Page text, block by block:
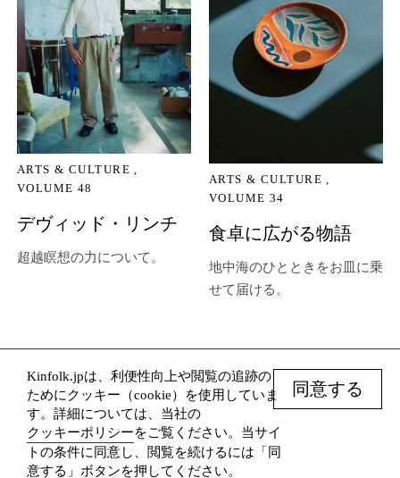
ARTS & CULTURE
VOLUME 48
デヴィッド・リンチ
超越瞑想の力について。
ARTS & CULTURE
VOLUME 34
食卓に広がる物語
地中海のひとときをお皿に乗
せて届ける。
© Kinfolk 2026
Terms
Subscribe
Website by Mckinley Rice Inc./
Kinfolk.jpは、利便性向上や閲覧の追跡の
ためにクッキー（cookie）を使用していま
す。詳細については、当社の
クッキーポリシーをご覧ください。当サイ
トの条件に同意し、閲覧を続けるには「同
意する」ボタンを押してください。
同意する